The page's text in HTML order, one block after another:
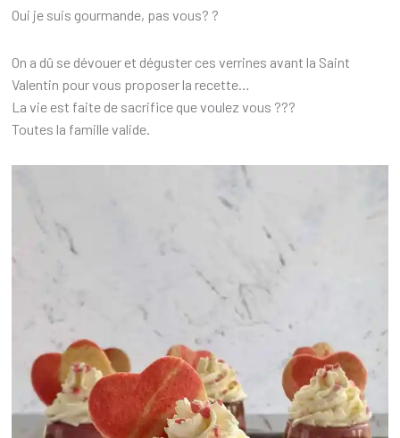
Oui je suis gourmande, pas vous? ?
On a dû se dévouer et déguster ces verrines avant la Saint
Valentin pour vous proposer la recette…
La vie est faite de sacrifice que voulez vous ???
Toutes la famille valide.